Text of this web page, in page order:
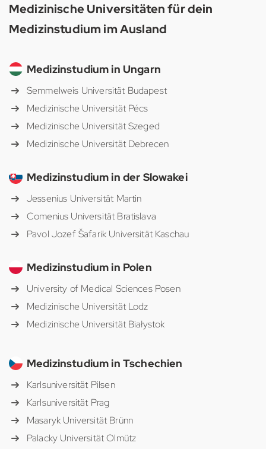
Medizinische Universitäten für dein
Medizinstudium im Ausland
Medizinstudium in Ungarn
Semmelweis Universität Budapest
Medizinische Universität Pécs
Medizinische Universität Szeged
Medizinische Universität Debrecen
Medizinstudium in der Slowakei
Jessenius Universität Martin
Comenius Universität Bratislava
Pavol Jozef Šafarik Universität Kaschau
Medizinstudium in Polen
University of Medical Sciences Posen
Medizinische Universität Lodz
Medizinische Universität Białystok
Medizinstudium in Tschechien
Karlsuniversität Pilsen
Karlsuniversität Prag
Masaryk Universität Brünn
Palacky Universität Olmütz